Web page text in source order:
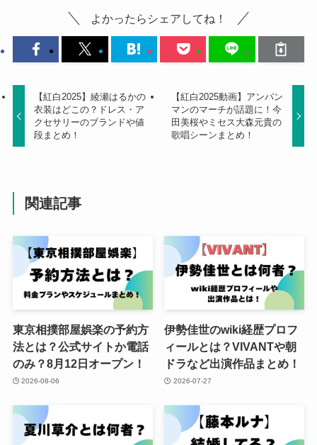
よかったらシェアしてね！
【紅白2025】綾瀬はるかの
衣装はどこの？ドレス・ア
クセサリーのブランドや値
段まとめ！
【紅白2025動画】アンパン
マンのマーチが話題に！今
田美桜やミセス大森元貴の
歌唱シーンまとめ！
関連記事
東京相撲部屋娯楽の予約方
法とは？公式サイトか電話
のみ？8月12日オープン！
2026-08-06
伊勢佳世のwiki経歴プロフ
ィールとは？VIVANTや朝
ドラなど出演作品まとめ！
2026-07-27